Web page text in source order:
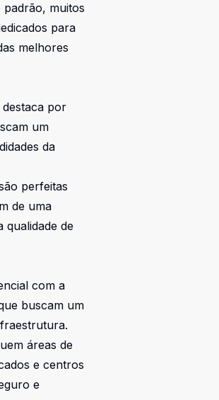
muitos
para
melhores
por
um
da
perfeitas
de uma
qualidade de
com a
buscam um
áreas de
e centros
e